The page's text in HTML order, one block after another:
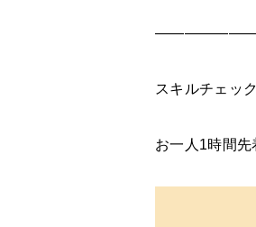
スキルチェッ
お一人1時間先